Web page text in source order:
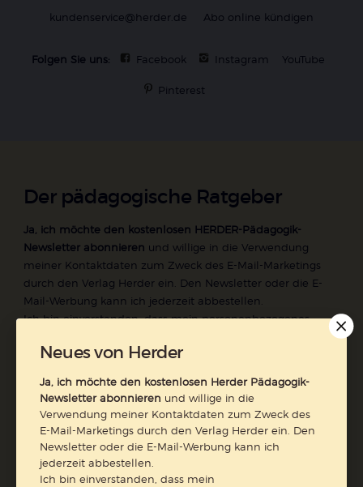
kundenservice@herder.de
Abo online kündigen
Folgen Sie uns: Facebook Instagram YouTube
Pinterest
Der pädagogische Ratgeber
Ja, ich möchte den kostenlosen HERDER-Pädagogik-
Newsletter abonnieren und willige in die Verwendung
meiner Kontaktdaten zum Zweck des E-Mail-Marketings
durch den Verlag Herder ein. Den Newsletter oder die E-
Mail-Werbung kann ich jederzeit abbestellen.
Ich bin einverstanden, dass mein personenbezogenes
erfasst und ausgewertet wird, um die Inhalte besser auf
Newsletter oder E-Mail kann ich diese Funktion jederzeit
Weiterführende Informationen finden Sie in unseren
Datenschutzhinweisen
E-Mail
Neues von Herder
Ja, ich möchte den kostenlosen Herder Pädagogik-
Newsletter abonnieren und willige in die
Verwendung meiner Kontaktdaten zum Zweck des
E-Mail-Marketings durch den Verlag Herder ein. Den
Newsletter oder die E-Mail-Werbung kann ich
jederzeit abbestellen.
Ich bin einverstanden, dass mein